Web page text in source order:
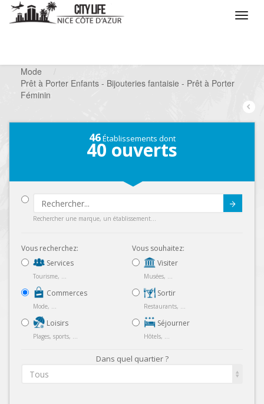
Mode
Prêt à Porter Enfants - Bijouteries fantaisie - Prêt à Porter
Féminin
46Établissements dont
40 ouverts
Rechercher une marque, un établissement...
Vous recherchez:
Services
Tourisme, ...
Commerces
Mode, ...
Loisirs
Plages, sports, ...
Vous souhaitez:
Visiter
Musées, ...
Sortir
Restaurants, ...
Séjourner
Hôtels, ...
Dans quel quartier ?
Tous